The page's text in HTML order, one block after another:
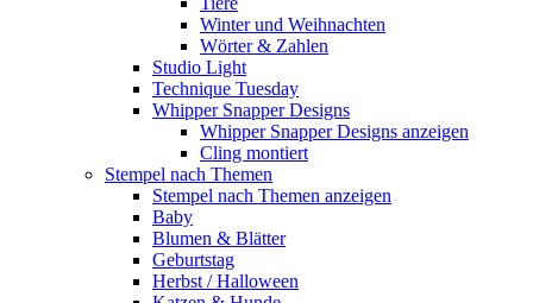
Winter und Weihnachten
Wörter & Zahlen
Studio Light
Technique Tuesday
Whipper Snapper Designs
Whipper Snapper Designs anzeigen
Cling montiert
Stempel nach Themen
Stempel nach Themen anzeigen
Baby
Blumen & Blätter
Geburtstag
Herbst / Halloween